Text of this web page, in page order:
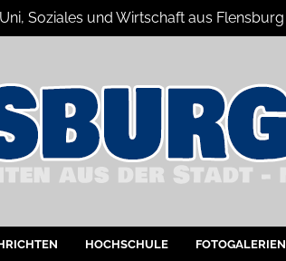
Soziales und Wirtschaft aus Flensburg
HOCHSCHULE FOTOGALERIEN